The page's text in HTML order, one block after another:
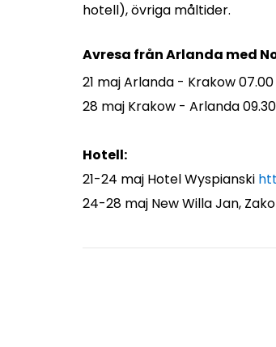
hotell), övriga måltider.
Avresa från Arlanda med
21 maj Arlanda - Krakow
28 maj Krakow - Arlanda 09.30
Hotell:
21-24 maj Hotel Wyspianski
24-28 maj New Willa Jan,